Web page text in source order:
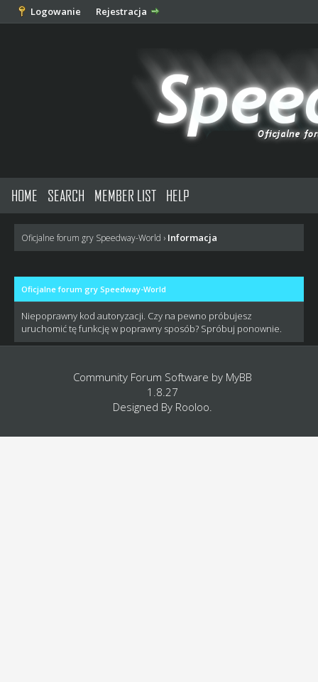
Logowanie Rejestracja
HOME SEARCH MEMBER LIST HELP
Oficjalne forum gry Speedway-World › Informacja
Oficjalne forum gry Speedway-World
Niepoprawny kod autoryzacji. Czy na pewno próbujesz
uruchomić tę funkcję w poprawny sposób? Spróbuj ponownie.
Community Forum Software by MyBB
1.8.27
Designed By Rooloo.